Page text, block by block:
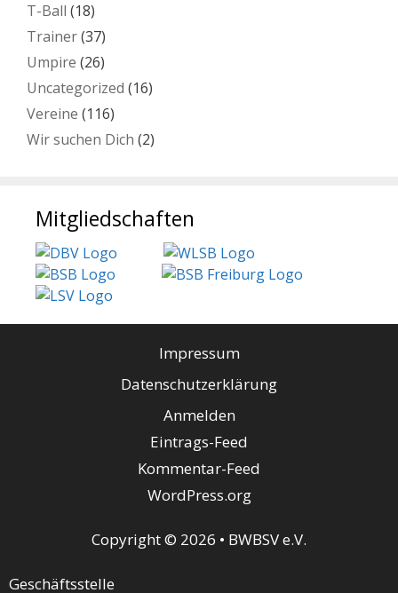
T-Ball (18)
Trainer(37)
Umpire (26)
Uncategorized (16)
Vereine (116)
Wir suchen Dich (2)
Mitgliedschaften
Impressum
Datenschutzerklärung
Anmelden
Eintrags-Feed
Kommentar-Feed
WordPress.org
Copyright © 2026 • BWBSV e.V.
Geschäftsstelle